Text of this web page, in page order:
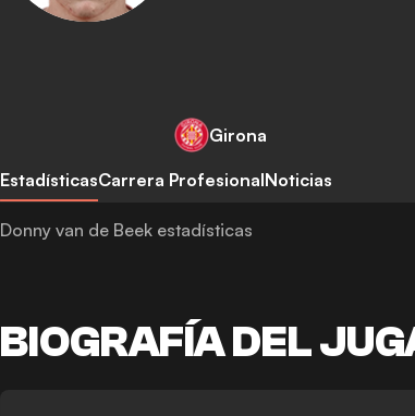
Girona
EstadísticasCarrera ProfesionalNoticias
Donny van de Beek estadísticas
BIOGRAFÍA DEL